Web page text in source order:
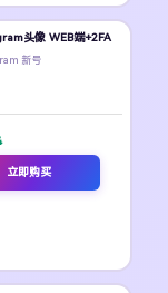
头像 WEB端+2FA
新号
立即购买